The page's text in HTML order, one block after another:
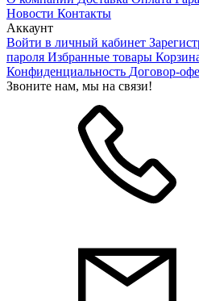
Новости Контакты
Аккаунт
Войти в личный кабинет
пароля Избранные товары
Конфиденциальность Договор-
Звоните нам, мы на связи!